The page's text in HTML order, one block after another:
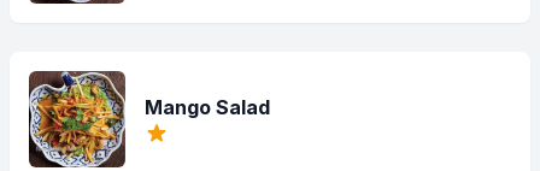
Mango Salad